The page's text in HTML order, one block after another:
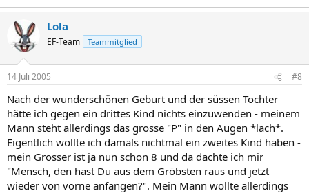
Lola
EF-Team Teammitglied
14 Juli 2005 #8
Nach der wunderschönen Geburt und der süssen Tochter
hätte ich gegen ein drittes Kind nichts einzuwenden - meinem
Mann steht allerdings das grosse "P" in den Augen *lach*.
Eigentlich wollte ich damals nichtmal ein zweites Kind haben -
mein Grosser ist ja nun schon 8 und da dachte ich mir
"Mensch, den hast Du aus dem Gröbsten raus und jetzt
wieder von vorne anfangen?". Mein Mann wollte allerdings